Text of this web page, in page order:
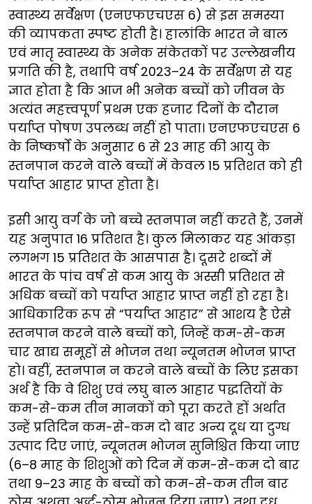
स्वास्थ्य सर्वेक्षण (एनएफएचएस 6) से इस समस्या
की व्यापकता स्पष्ट होती है। हालांकि भारत ने बाल
एवं मातृ स्वास्थ्य के अनेक संकेतकों पर उल्लेखनीय
प्रगति की है, तथापि वर्ष 2023–24 के सर्वेक्षण से यह
ज्ञात होता है कि आज भी अनेक बच्चों को जीवन के
अत्यंत महत्त्वपूर्ण प्रथम एक हजार दिनों के दौरान
पर्याप्त पोषण उपलब्ध नहीं हो पाता। एनएफएचएस 6
के निष्कर्षों के अनुसार 6 से 23 माह की आयु के
स्तनपान करने वाले बच्चों में केवल 15 प्रतिशत को ही
पर्याप्त आहार प्राप्त होता है।
इसी आयु वर्ग के जो बच्चे स्तनपान नहीं करते हैं, उनमें
यह अनुपात 16 प्रतिशत है। कुल मिलाकर यह आंकड़ा
लगभग 15 प्रतिशत के आसपास है। दूसरे शब्दों में
भारत के पांच वर्ष से कम आयु के अस्सी प्रतिशत से
अधिक बच्चों को पर्याप्त आहार प्राप्त नहीं हो रहा है।
आधिकारिक रूप से “पर्याप्त आहार” से आशय है ऐसे
स्तनपान करने वाले बच्चों को, जिन्हें कम-से-कम
चार खाद्य समूहों से भोजन तथा न्यूनतम भोजन प्राप्त
हो। वहीं, स्तनपान न करने वाले बच्चों के लिए इसका
अर्थ है कि वे शिशु एवं लघु बाल आहार पद्धतियों के
कम-से-कम तीन मानकों को पूरा करते हों अर्थात
उन्हें प्रतिदिन कम-से-कम दो बार अन्य दूध या दुग्ध
उत्पाद दिए जाएं, न्यूनतम भोजन सुनिश्चित किया जाए
(6–8 माह के शिशुओं को दिन में कम-से-कम दो बार
तथा 9–23 माह के बच्चों को कम-से-कम तीन बार